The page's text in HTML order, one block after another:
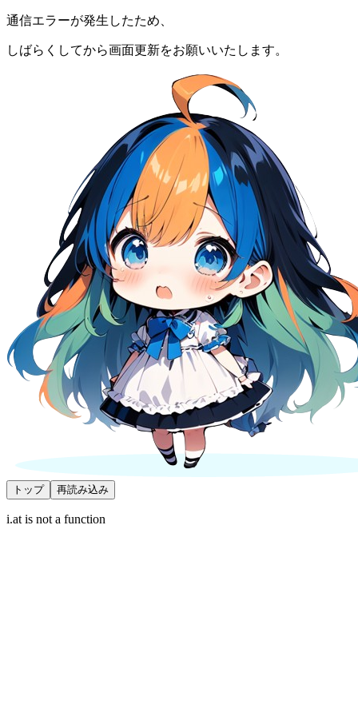
通信エラーが発生したため、
しばらくしてから画面更新をお願いいたします。
トップ 再読み込み
i.at is not a function